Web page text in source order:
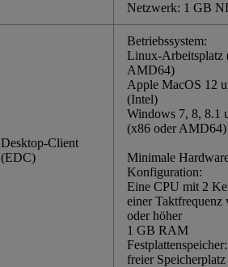
Netzwerk: 1 GB
Desktop-Client
(EDC)
Betriebssystem:
Linux-Arbeitsplatz
AMD64)
Apple MacOS 12
(Intel)
Windows 7, 8, 8.1
(x86 oder AMD64)
Minimale
Konfiguration:
Eine CPU mit 2
einer
oder höher
1 GB RAM
freier Speicherplatz